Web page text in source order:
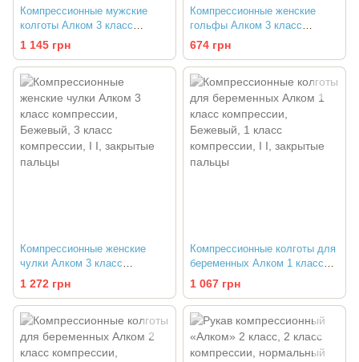
Компрессионные мужские
колготы Алком 3 класс
компрессии
1 145 грн
Компрессионные женские
гольфы Алком 3 класс
компрессии
674 грн
Компрессионные женские
чулки Алком 3 класс
компрессии
1 272 грн
Компрессионные колготы для
беременных Алком 1 класс
компрессии
1 067 грн